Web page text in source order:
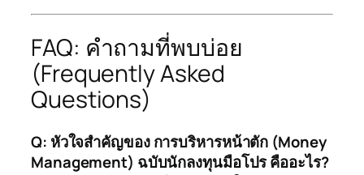
FAQ: คำถามที่พบบ่อย
(Frequently Asked
Questions)
Q: หัวใจสำคัญของ การบริหารหน้าตัก (Money
Management) ฉบับนักลงทุนมือโปร คืออะไร?